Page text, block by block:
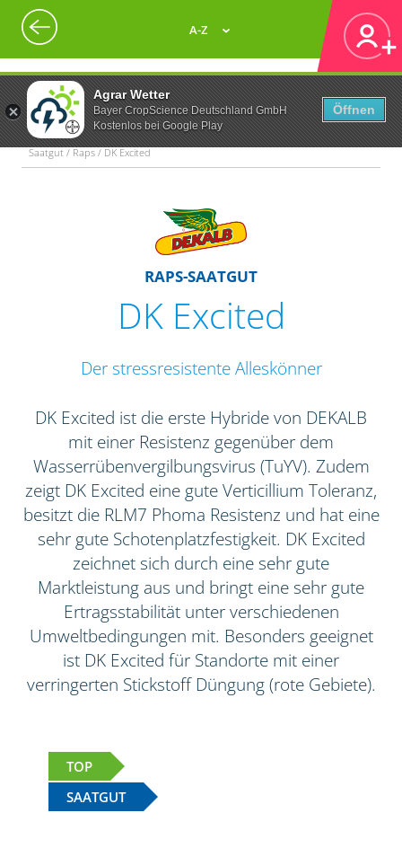
Agrar Wetter
Bayer CropScience Deutschland GmbH
Kostenlos bei Google Play
Öffnen
A-Z
Saatgut / Raps / DK Excited
RAPS-SAATGUT
DK Excited
Der stressresistente Alleskönner
DK Excited ist die erste Hybride von DEKALB
mit einer Resistenz gegenüber dem
Wasserrübenvergilbungsvirus (TuYV). Zudem
zeigt DK Excited eine gute Verticillium Toleranz,
besitzt die RLM7 Phoma Resistenz und hat eine
sehr gute Schotenplatzfestigkeit. DK Excited
zeichnet sich durch eine sehr gute
Marktleistung aus und bringt eine sehr gute
Ertragsstabilität unter verschiedenen
Umweltbedingungen mit. Besonders geeignet
ist DK Excited für Standorte mit einer
verringerten Stickstoff Düngung (rote Gebiete).
TOP
SAATGUT